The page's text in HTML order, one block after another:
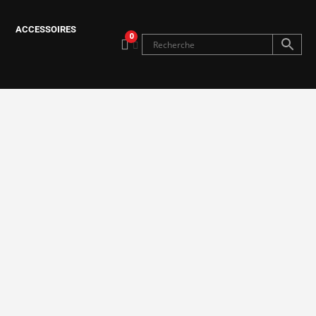
ACCESSOIRES
0